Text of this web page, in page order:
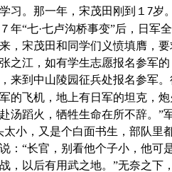
习。那一年，宋茂田刚到１ 7岁
年“七·七卢沟桥事变”后，日军
，宋茂田和同学们义愤填膺，
之江，如有学生志愿报名参军
来到中山陵园征兵处报名参军
的飞机，地上有日军的坦克，
汤蹈火，牺牲生命在所不辞。”
太小，又是个白面书生，部队里
：“长官，别看他个子小，他可
，以后有用武之地。”无奈之下